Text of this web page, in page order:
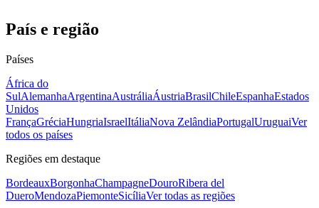
País e região
Países
África do
SulAlemanhaArgentinaAustráliaÁustriaBrasilChileEspanhaEstados
Unidos
FrançaGréciaHungriaIsraelItáliaNova ZelândiaPortugalUruguaiVer
todos os países
Regiões em destaque
BordeauxBorgonhaChampagneDouroRibera del
DueroMendozaPiemonteSicíliaVer todas as regiões